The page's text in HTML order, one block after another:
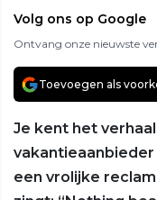
Volg ons op Google
Ontvang onze nieuwste
Toevoegen als
Je kent het
vakantieaanbieder
een vrolijke